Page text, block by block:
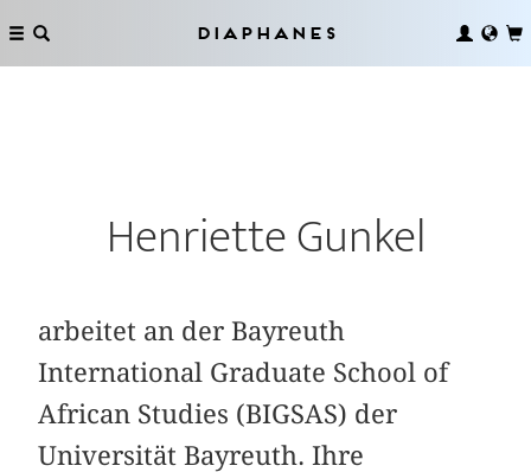
Diaphanes
Henriette Gunkel
arbeitet an der Bayreuth
International Graduate School of
African Studies (BIGSAS) der
Universität Bayreuth. Ihre